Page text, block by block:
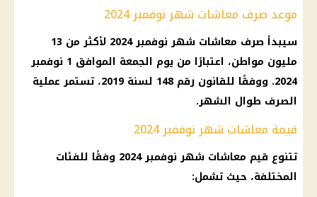
موعد صرف معاشات شهر نوفمبر 2024
سيبدأ صرف معاشات شهر نوفمبر 2024
لأكثر من 13
مليون مواطن، اعتبارًا من يوم
الجمعة الموافق 1 نوفمبر
2024. ووفقًا للقانون رقم 148 لسنة 2019، تستمر عملية
الصرف طوال الشهر.
قيمة معاشات شهر نوفمبر 2024
تتنوع قيم معاشات شهر نوفمبر 2024
وفقًا للفئات
المختلفة، حيث تشمل: